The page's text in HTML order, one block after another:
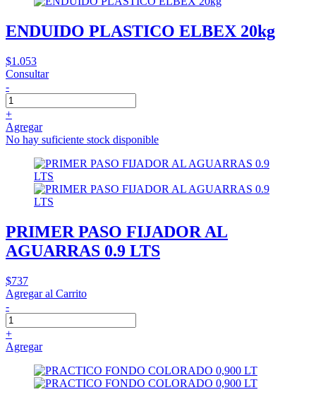
ENDUIDO PLASTICO ELBEX 20kg
$1.053
Consultar
-
+
Agregar
No hay suficiente stock disponible
PRIMER PASO FIJADOR AL
AGUARRAS 0.9 LTS
$737
Agregar al Carrito
-
+
Agregar